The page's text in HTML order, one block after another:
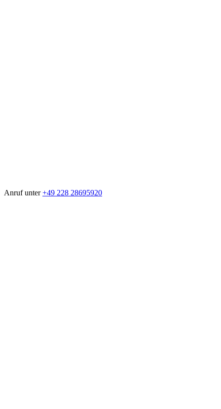
Anruf unter +49 228 28695920